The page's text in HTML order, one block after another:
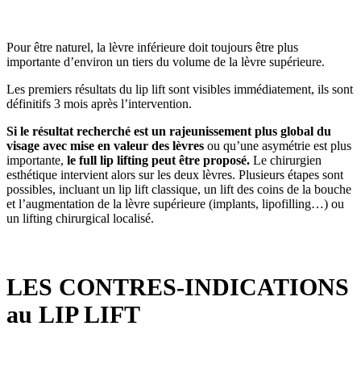
Pour être naturel, la lèvre inférieure doit toujours être plus
importante d’environ un tiers du volume de la lèvre supérieure.
Les premiers résultats du lip lift sont visibles immédiatement, ils sont
définitifs 3 mois après l’intervention.
Si le résultat recherché est un rajeunissement plus global du
visage avec mise en valeur des lèvres ou qu’une asymétrie est plus
importante, le full lip lifting peut être proposé. Le chirurgien
esthétique intervient alors sur les deux lèvres. Plusieurs étapes sont
possibles, incluant un lip lift classique, un lift des coins de la bouche
et l’augmentation de la lèvre supérieure (implants, lipofilling…) ou
un lifting chirurgical localisé.
LES CONTRES-INDICATIONS
au LIP LIFT